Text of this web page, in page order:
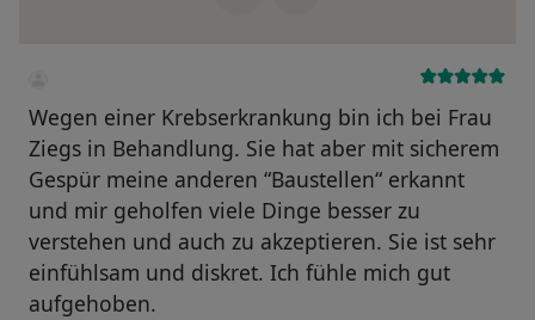
Wegen einer Krebserkrankung bin ich bei Frau
Ziegs in Behandlung. Sie hat aber mit sicherem
Gespür meine anderen “Baustellen“ erkannt
und mir geholfen viele Dinge besser zu
verstehen und auch zu akzeptieren. Sie ist sehr
einfühlsam und diskret. Ich fühle mich gut
aufgehoben.